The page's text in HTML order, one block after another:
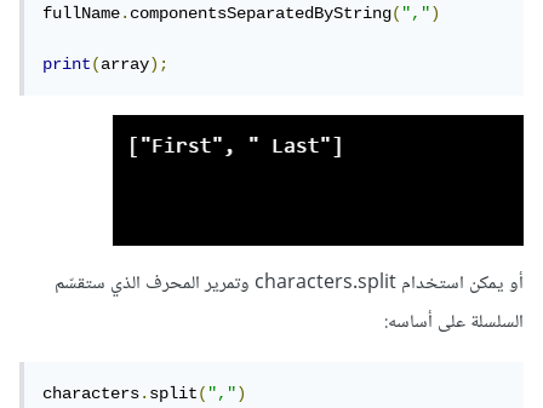
fullName.componentsSeparatedByString(",")
print(array);
أو يمكن استخدام characters.split وتمرير المحرف الذي ستقسّم
السلسلة على أساسه:
characters.split(",")